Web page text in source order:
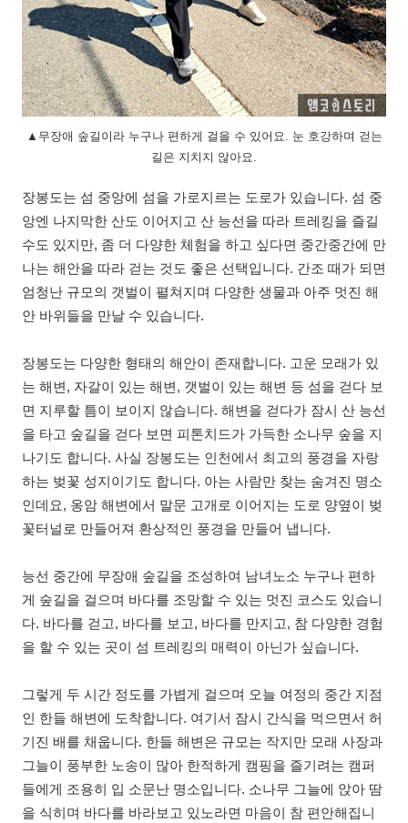
▲무장애 숲길이라 누구나 편하게 걸을 수 있어요. 눈 호강하며 걷는
길은 지치지 않아요.
장봉도는 섬 중앙에 섬을 가로지르는 도로가 있습니다. 섬 중
앙엔 나지막한 산도 이어지고 산 능선을 따라 트레킹을 즐길
수도 있지만, 좀 더 다양한 체험을 하고 싶다면 중간중간에 만
나는 해안을 따라 걷는 것도 좋은 선택입니다. 간조 때가 되면
엄청난 규모의 갯벌이 펼쳐지며 다양한 생물과 아주 멋진 해
안 바위들을 만날 수 있습니다.
장봉도는 다양한 형태의 해안이 존재합니다. 고운 모래가 있
는 해변, 자갈이 있는 해변, 갯벌이 있는 해변 등 섬을 걷다 보
면 지루할 틈이 보이지 않습니다. 해변을 걷다가 잠시 산 능선
을 타고 숲길을 걷다 보면 피톤치드가 가득한 소나무 숲을 지
나기도 합니다. 사실 장봉도는 인천에서 최고의 풍경을 자랑
하는 벚꽃 성지이기도 합니다. 아는 사람만 찾는 숨겨진 명소
인데요, 옹암 해변에서 말문 고개로 이어지는 도로 양옆이 벚
꽃터널로 만들어져 환상적인 풍경을 만들어 냅니다.
능선 중간에 무장애 숲길을 조성하여 남녀노소 누구나 편하
게 숲길을 걸으며 바다를 조망할 수 있는 멋진 코스도 있습니
다. 바다를 걷고, 바다를 보고, 바다를 만지고, 참 다양한 경험
을 할 수 있는 곳이 섬 트레킹의 매력이 아닌가 싶습니다.
그렇게 두 시간 정도를 가볍게 걸으며 오늘 여정의 중간 지점
인 한들 해변에 도착합니다. 여기서 잠시 간식을 먹으면서 허
기진 배를 채웁니다. 한들 해변은 규모는 작지만 모래 사장과
그늘이 풍부한 노송이 많아 한적하게 캠핑을 즐기려는 캠퍼
들에게 조용히 입 소문난 명소입니다. 소나무 그늘에 앉아 땀
을 식히며 바다를 바라보고 있노라면 마음이 참 편안해집니